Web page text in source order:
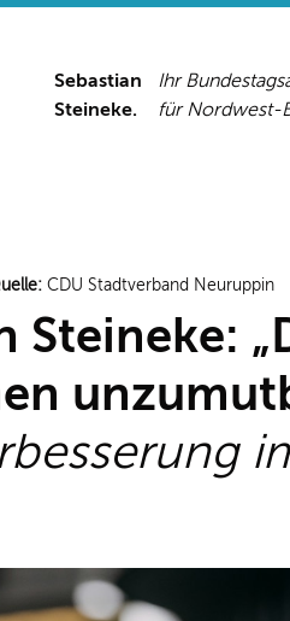
Sebastian
Steineke.
Ihr
für Nordwest-
CDU Stadtverband Neuruppin
Steineke: